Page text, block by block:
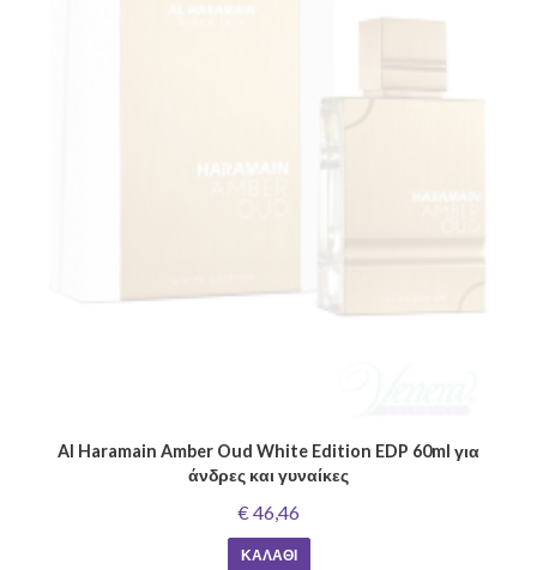
Al Haramain Amber Oud White Edition EDP 60ml για
άνδρες και γυναίκες
€ 46,46
ΚΑΛΆΘΙ